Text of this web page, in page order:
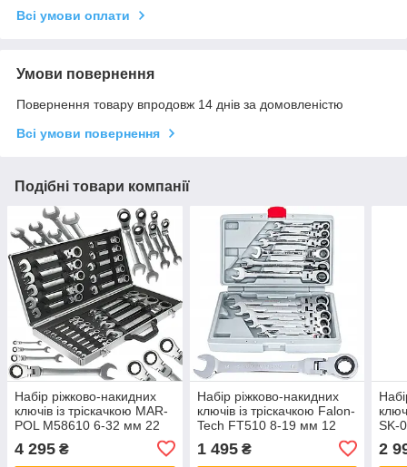
Всі умови оплати
Умови повернення
Повернення товару впродовж 14 днів за домовленістю
Всі умови повернення
Подібні товари компанії
Набір ріжково-накидних
ключів із тріскачкою MAR-
POL M58610 6-32 мм 22
4 295 ₴
Набір ріжково-накидних
ключів із тріскачкою Falon-
Tech FT510 8-19 мм 12
1 495₴
SK-
2